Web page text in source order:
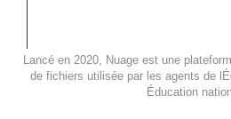
Lancé en 2020, Nuage est une
de fichiers utilisée par les agents de
Éducation